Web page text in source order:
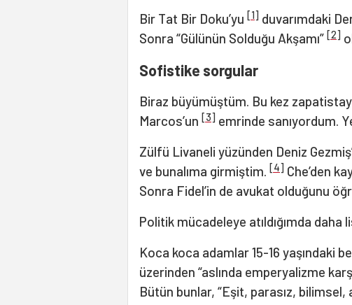
Bir Tat Bir Doku’yu [1] duvarımdaki
Sonra “Gülünün Solduğu Akşamı” [2]
Sofistike sorgular
Biraz büyümüştüm. Bu kez
Marcos’un [3] emrinde sanıyordum.
Zülfü Livaneli yüzünden Deniz
ve bunalıma girmiştim. [4] Che’den
Sonra Fidel’in de avukat olduğunu
Politik mücadeleye atıldığımda
Koca koca adamlar 15-16 yaşındaki
üzerinden “aslında emperyalizme
Bütün bunlar, “Eşit, parasız, bilimsel,